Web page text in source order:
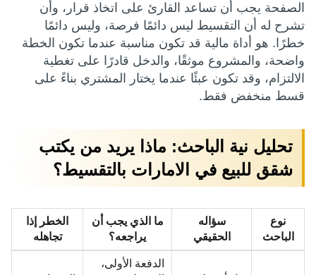
الصفحة يجب أن تساعد القارئ على اتخاذ قرار، وأن
تشرح له أن التقسيط ليس دائمًا فرصة، وليس دائمًا
خطرًا. هو أداة مالية قد تكون مناسبة عندما تكون الخطة
واضحة، والمشروع موثقًا، والدخل قادرًا على تغطية
الالتزام، وقد تكون عبئًا عندما يختار المشتري بناءً على
قسط منخفض فقط.
تحليل نية الباحث: ماذا يريد من يكتب
شقق للبيع في الامارات بالتقسيط؟
نوع
الباحث
سؤاله
الحقيقي
ما الذي يجب أن
يراجعه؟
الخطر إذا
تجاهله
الدفعة الأولى،